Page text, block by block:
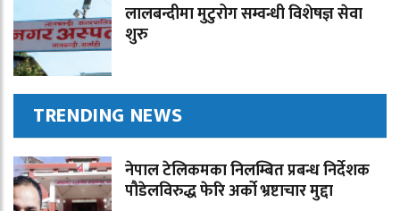
लालबन्दीमा मुटुरोग सम्वन्धी विशेषज्ञ सेवा
शुरु
TRENDING NEWS
नेपाल टेलिकमका निलम्बित प्रबन्ध निर्देशक
पौडेलविरुद्ध फेरि अर्को भ्रष्टाचार मुद्दा